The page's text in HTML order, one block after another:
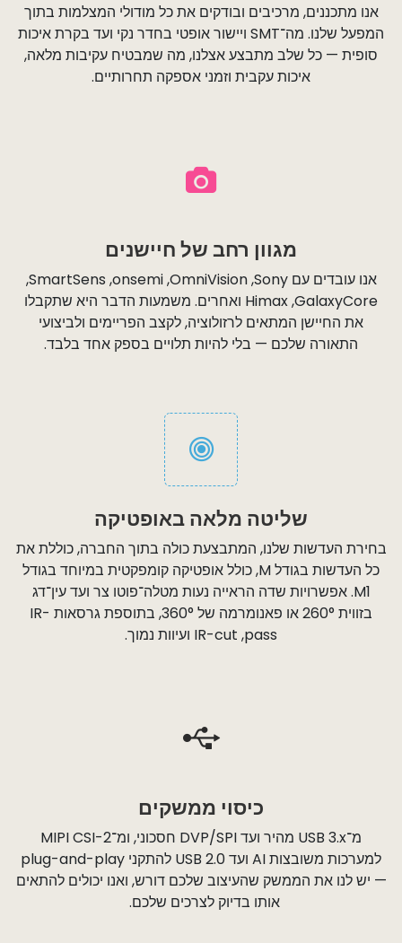
אנו מתכננים, מרכיבים ובודקים את כל מודולי המצלמות בתוך
המפעל שלנו. מה־SMT ויישור אופטי בחדר נקי ועד בקרת איכות
סופית — כל שלב מתבצע אצלנו, מה שמבטיח עקיבות מלאה,
איכות עקבית וזמני אספקה תחרותיים.
מגוון רחב של חיישנים
אנו עובדים עם ‏Sony, ‏OmniVision, ‏onsemi, ‏SmartSens,
‏GalaxyCore, ‏Himax ואחרים. משמעות הדבר היא שתקבלו
את החיישן המתאים לרזולוציה, לקצב הפריימים ולביצועי
התאורה שלכם — בלי להיות תלויים בספק אחד בלבד.
שליטה מלאה באופטיקה
בחירת העדשות שלנו, המתבצעת כולה בתוך החברה, כוללת את
כל העדשות בגודל M, כולל אופטיקה קומפקטית במיוחד בגודל
M1. אפשרויות שדה הראייה נעות מטלה־פוטו צר ועד עין־דג
בזווית 260° או פאנומרמה של 360°, בתוספת גרסאות IR-
pass, ‏IR-cut ועיוות נמוך.
כיסוי ממשקים
מ־USB 3.x מהיר ועד DVP/SPI חסכוני, ומ־MIPI CSI-2
למערכות משובצות AI ועד USB 2.0 להתקני plug-and-play
— יש לנו את הממשק שהעיצוב שלכם דורש, ואנו יכולים להתאים
אותו בדיוק לצרכים שלכם.